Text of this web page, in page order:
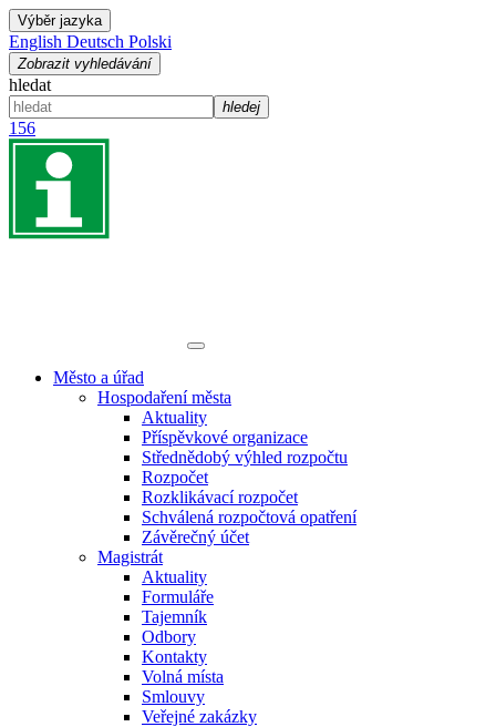
Výběr jazyka
English Deutsch Polski
Zobrazit vyhledávání
hledat
hledej
156
Město a úřad
Hospodaření města
Aktuality
Příspěvkové organizace
Střednědobý výhled rozpočtu
Rozpočet
Rozklikávací rozpočet
Schválená rozpočtová opatření
Závěrečný účet
Magistrát
Aktuality
Formuláře
Tajemník
Odbory
Kontakty
Volná místa
Smlouvy
Veřejné zakázky